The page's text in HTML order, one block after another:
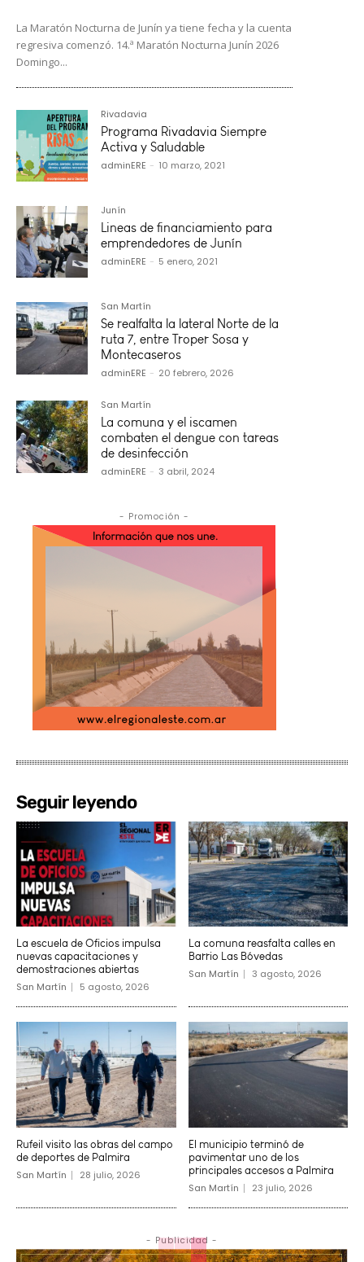
La Maratón Nocturna de Junín ya tiene fecha y la cuenta
regresiva comenzó. 14.ª Maratón Nocturna Junín 2026
Domingo...
Rivadavia
Programa Rivadavia Siempre
Activa y Saludable
adminERE - 10 marzo, 2021
Junín
Lineas de financiamiento para
emprendedores de Junín
adminERE - 5 enero, 2021
San Martín
Se realfalta la lateral Norte de la
ruta 7, entre Troper Sosa y
Montecaseros
adminERE - 20 febrero, 2026
San Martín
La comuna y el iscamen
combaten el dengue con tareas
de desinfección
adminERE - 3 abril, 2024
- Promoción -
Seguir leyendo
La escuela de Oficios impulsa
nuevas capacitaciones y
demostraciones abiertas
San Martín 5 agosto, 2026
La comuna reasfalta calles en
Barrio Las Bóvedas
San Martín 3 agosto, 2026
Rufeil visito las obras del campo
de deportes de Palmira
San Martín 28 julio, 2026
El municipio terminó de
pavimentar uno de los
principales accesos a Palmira
San Martín 23 julio, 2026
- Publicidad -